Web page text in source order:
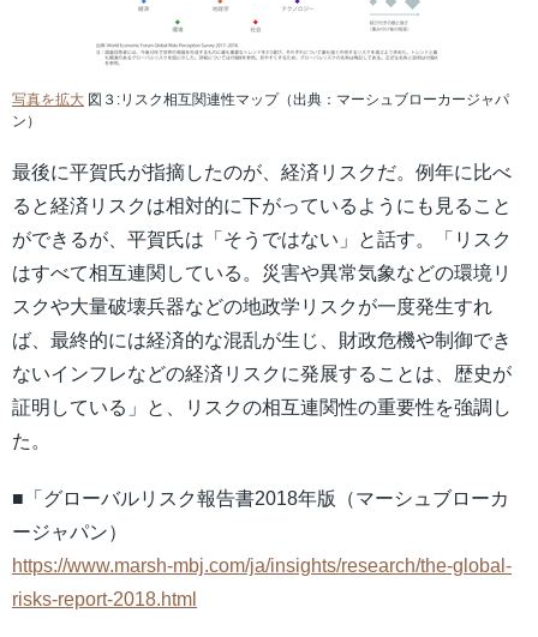
写真を拡大 図３:リスク相互関連性マップ（出典：マーシュブローカージャパ
ン）
最後に平賀氏が指摘したのが、経済リスクだ。例年に比べ
ると経済リスクは相対的に下がっているようにも見ること
ができるが、平賀氏は「そうではない」と話す。「リスク
はすべて相互連関している。災害や異常気象などの環境リ
スクや大量破壊兵器などの地政学リスクが一度発生すれ
ば、最終的には経済的な混乱が生じ、財政危機や制御でき
ないインフレなどの経済リスクに発展することは、歴史が
証明している」と、リスクの相互連関性の重要性を強調し
た。
■「グローバルリスク報告書2018年版（マーシュブローカ
ージャパン）
https://www.marsh-mbj.com/ja/insights/research/the-global-
risks-report-2018.html